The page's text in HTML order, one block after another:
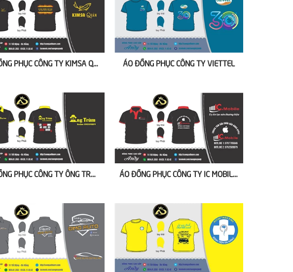
ÁO ĐỒNG PHỤC CÔNG TY KIMSA QUÁN ÁO ĐỒNG PHỤC CÔNG TY VIETTEL
ÁO ĐỒNG PHỤC CÔNG TY ÔNG TRÙM MÀU ĐEN ÁO ĐỒNG PHỤC CÔNG TY IC MOBILE MÀU ĐEN